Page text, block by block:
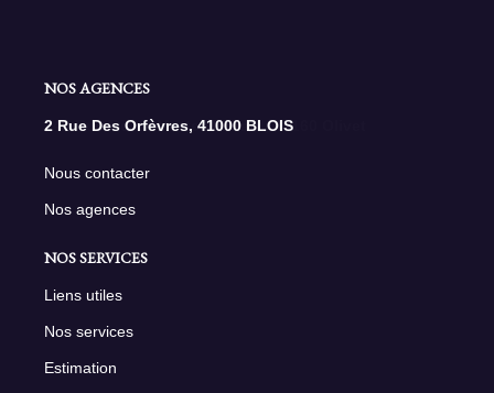
NOS AGENCES
142 Rue De La Motte Minsard, 45160 Olivet
Nous contacter
Nos agences
NOS SERVICES
Liens utiles
Nos services
Estimation